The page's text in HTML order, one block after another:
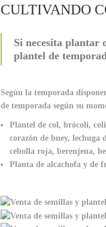
CULTIVANDO
Si necesita plantar
plantel de
Según la temporada
de temporada según su
Plantel de col, brócoli,
corazón de buey, lechuga
cebolla roja, berenjena,
Planta de alcachofa y de